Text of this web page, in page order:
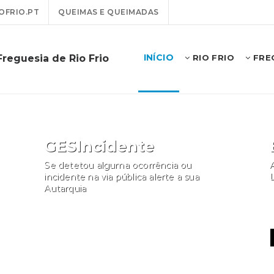
QUEIMAS E QUEIMADAS
de Rio Frio INÍCIO RIO FRIO
GESIncidente
Se detetou alguma ocorrência ou
incidente na via pública alerte a sua
Autarquia